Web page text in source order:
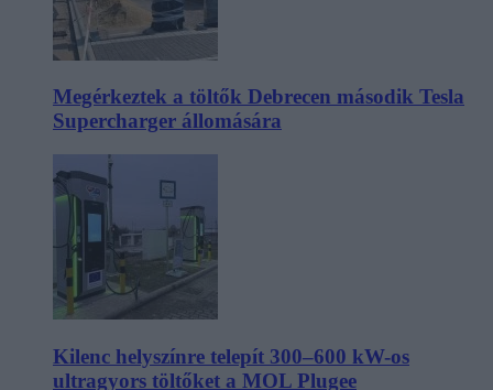
Megérkeztek a töltők Debrecen második Tesla
Supercharger állomására
Kilenc helyszínre telepít 300–600 kW-os
ultragyors töltőket a MOL Plugee